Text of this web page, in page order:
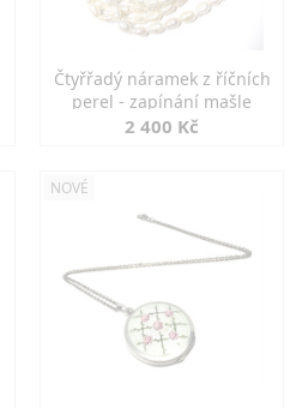
Čtyřřadý náramek z říčních
perel - zapínání mašle
2 400 Kč
NOVÉ